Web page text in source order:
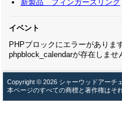
新製品 フィンガースリング
イベント
PHPブロックにエラーがあります
phpblock_calendarが存在しませ
Copyright © 2026 シャーウッドアーチ
本ページのすべての商標と著作権はそ